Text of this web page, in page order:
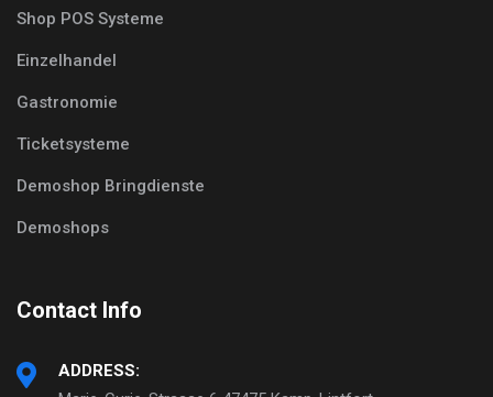
Shop POS Systeme
Einzelhandel
Gastronomie
Ticketsysteme
Demoshop Bringdienste
Demoshops
Contact Info
ADDRESS: